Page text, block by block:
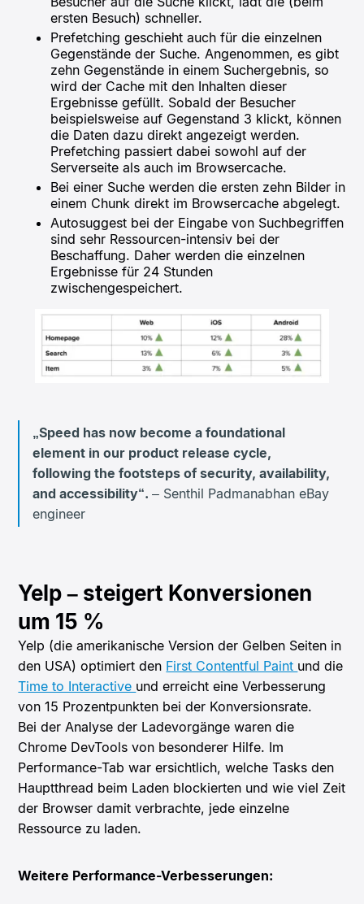
ersten Besuch) schneller.
Prefetching geschieht auch für die einzelnen
Gegenstände der Suche. Angenommen, es gibt
zehn Gegenstände in einem Suchergebnis, so
wird der Cache mit den Inhalten dieser
Ergebnisse gefüllt. Sobald der Besucher
beispielsweise auf Gegenstand 3 klickt, können
die Daten dazu direkt angezeigt werden.
Prefetching passiert dabei sowohl auf der
Serverseite als auch im Browsercache.
Bei einer Suche werden die ersten zehn Bilder in
einem Chunk direkt im Browsercache abgelegt.
Autosuggest bei der Eingabe von Suchbegriffen
sind sehr Ressourcen-intensiv bei der
Beschaffung. Daher werden die einzelnen
Ergebnisse für 24 Stunden
zwischengespeichert.
„Speed has now become a foundational
element in our product release cycle,
following the footsteps of security, availability,
and accessibility“.– Senthil Padmanabhan eBay
engineer
Yelp – steigert Konversionen
um 15 %
Yelp (die amerikanische Version der Gelben Seiten in
den USA) optimiert den First Contentful Paint und die
Time to Interactive und erreicht eine Verbesserung
von 15 Prozentpunkten bei der Konversionsrate.
Bei der Analyse der Ladevorgänge waren die
Chrome DevTools von besonderer Hilfe. Im
Performance-Tab war ersichtlich, welche Tasks den
Hauptthread beim Laden blockierten und wie viel Zeit
der Browser damit verbrachte, jede einzelne
Ressource zu laden.
Weitere Performance-Verbesserungen: